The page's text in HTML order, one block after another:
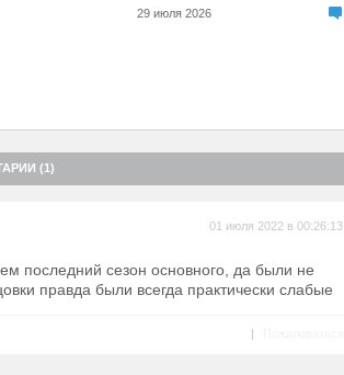
29 июля 2026
(1)
01 июля 2022 в 00:26:13
последний сезон основного, да были не
правда были всегда практически слабые
|